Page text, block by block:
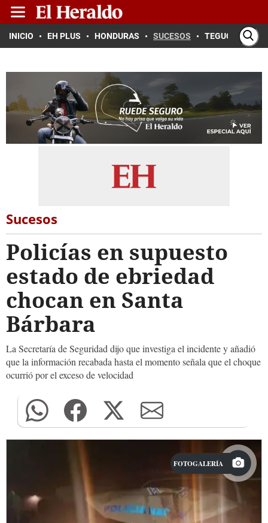
INICIO EH PLUS HONDURAS SUCESOS TEGUCIGALPA
Sucesos
Policías en supuesto
estado de ebriedad
chocan en Santa
Bárbara
La Secretaría de Seguridad dijo que investiga el incidente y añadió
que la información recabada hasta el momento señala que el choque
ocurrió por el exceso de velocidad
FOTOGALERÍA